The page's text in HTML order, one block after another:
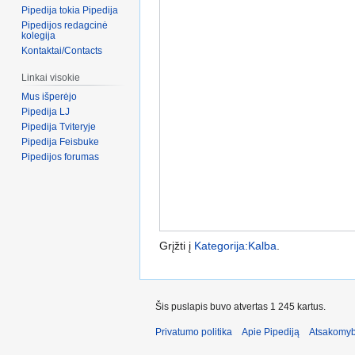
Grįžti į Kategorija:Kalba
Pipedija tokia Pipedija
Pipedijos redagcinė
kolegija
Kontaktai/Contacts
Linkai visokie
Mus išperėjo
Pipedija LJ
Pipedija Tviteryje
Pipedija Feisbuke
Pipedijos forumas
Šis puslapis buvo atvertas 1 245 kartus.
Privatumo politika Apie Pipediją